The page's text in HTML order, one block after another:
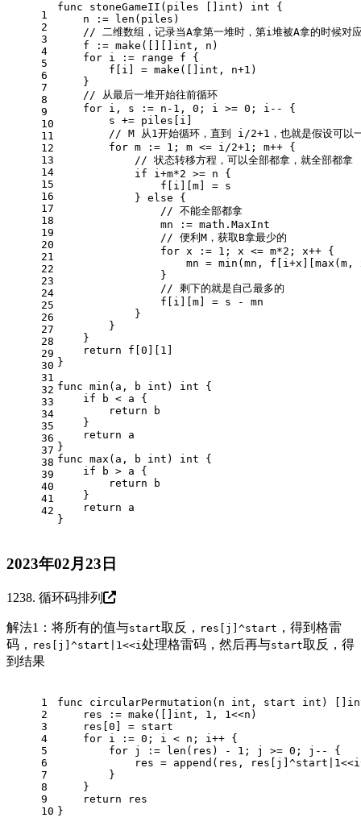
1
2
3
4
5
6
7
8
9
10
11
12
13
14
15
16
17
18
19
20
21
22
23
24
25
26
27
28
29
30
31
32
33
34
35
36
37
38
39
40
41
42
func stoneGameII (piles [] int ) int {
    n :=
len (piles)
// 二维数组，记录当A拿第一堆时，第i堆被A拿的时候对
    f :=
make ([][] int , n)
for i := range f {
        f[i] =
make ([] int , n+1 )
    }
// 从最后一堆开始往前循环
for i, s := n -1 , 0 ; i >= 0 ; i-- {
        s += piles[i]
// M 从1开始循环，直到 i/2+1，也就是假设可以一
for m := 1 ; m <= i/2+1 ; m++ {
// 状态转移方程，可以全部都拿，就全部都拿
if i+m*2 >= n {
                f[i][m] = s
            }
else {
// 不能全部都拿
                mn := math.MaxInt
// 便利M，获取B拿最少的
for x := 1 ; x <= m*2 ; x++ {
mn = min(mn, f[i+x][max(m,
                }
// 剩下的就是自己最多的
                f[i][m] = s - mn
            }
        }
    }
return f[ 0 1
}
func min (a, b int ) int {
if b < a {
return b
    }
return a
}
func max (a, b int ) int {
if b > a {
return b
    }
return a
}
2023年02月23日
1238. 循环码排列
解法1：将所有的值与start取反， res[j]^start ，得到格雷
码， res[j]^start|1<<i 处理格雷码，然后再与start取反，得
到结果
1
2
3
4
5
6
7
8
9
10
func circularPermutation (n int , start int ) []
    res :=
make ([] int , 1 , 1 <<n)
    res[
0 ] = start
for i := 0 ; i < n; i++ {
for j := len (res) - 1 ; j >= 0 ; j-- {
            res =
append (res, res[j]^start| 1
        }
    }
return res
}